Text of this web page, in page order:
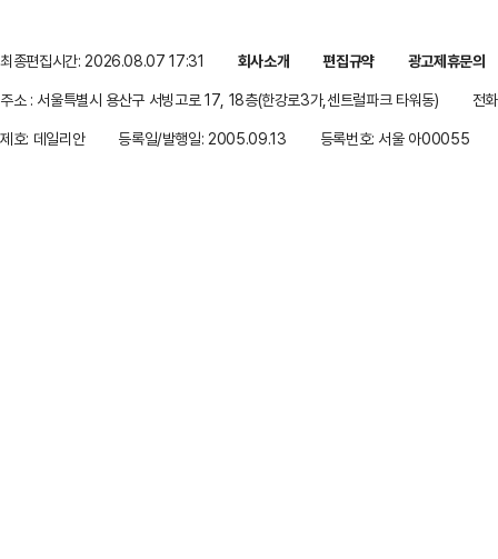
최종편집시간: 2026.08.07 17:31 회사소개 편집규약
광고제휴문의
주소 : 서울특별시 용산구 서빙고로 17, 18층(한강로3가,센트럴파크 타워동)
전
제호: 데일리안
등록일/발행일: 2005.09.13 등록번호: 서울 아00055